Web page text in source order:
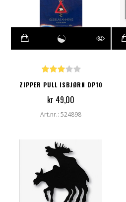
ZIPPER PULL ISBJØRN DP10
kr 49,00
Art.nr.: 524898